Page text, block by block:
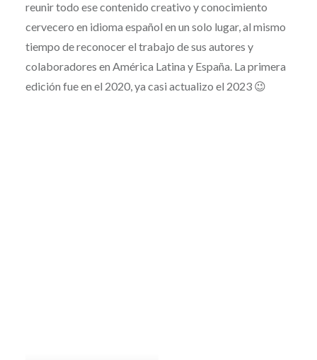
reunir todo ese contenido creativo y conocimiento
cervecero en idioma español en un solo lugar, al mismo
tiempo de reconocer el trabajo de sus autores y
colaboradores en América Latina y España. La primera
edición fue en el 2020, ya casi actualizo el 2023 😉